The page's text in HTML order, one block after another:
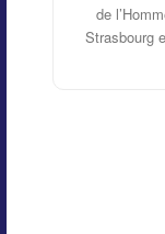
de
Strasbourg